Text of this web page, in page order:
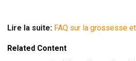
Lire la suite: FAQ sur la grossesse
Related Content